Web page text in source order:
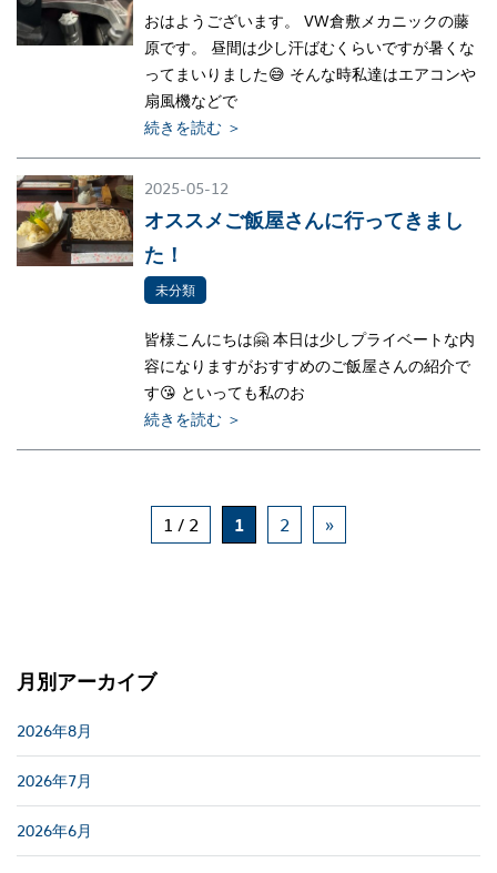
おはようございます。 VW倉敷メカニックの藤
原です。 昼間は少し汗ばむくらいですが暑くな
ってまいりました😅 そんな時私達はエアコンや
扇風機などで
続きを読む ＞
2025-05-12
オススメご飯屋さんに行ってきまし
た！
未分類
皆様こんにちは🤗 本日は少しプライベートな内
容になりますがおすすめのご飯屋さんの紹介で
す😘 といっても私のお
続きを読む ＞
1 / 2 1 2 »
月別アーカイブ
2026年8月
2026年7月
2026年6月